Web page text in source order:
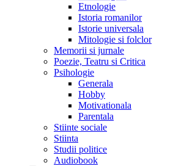
Etnologie
Istoria romanilor
Istorie universala
Mitologie si folclor
Memorii si jurnale
Poezie, Teatru si Critica
Psihologie
Generala
Hobby
Motivationala
Parentala
Stiinte sociale
Stiinta
Studii politice
Audiobook